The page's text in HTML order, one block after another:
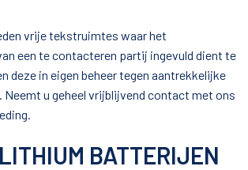
vrije tekstruimtes waar het
een te contacteren partij ingevuld dient te
deze in eigen beheer tegen aantrekkelijke
u geheel vrijblijvend contact met ons
BATTERIJEN